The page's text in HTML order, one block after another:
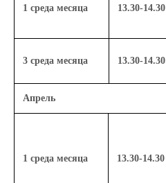
1 среда месяца 13.30-14.30
3 среда месяца 13.30-14.30
Апрель
1 среда месяца 13.30-14.30